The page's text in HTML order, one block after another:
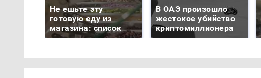
Не ешьте эту
готовую еду из
магазина: список
В ОАЭ произошло
жестокое убийство
криптомиллионера